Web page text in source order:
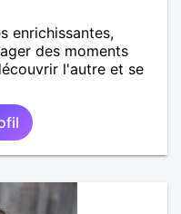
enrichissantes,
des moments
l'autre et se